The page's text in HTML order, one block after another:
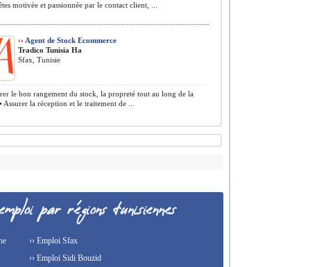
motivée et passionnée par le contact client, ...
›› Agent de Stock Ecommerce
Tradico Tunisia Ha
Sfax, Tunisie
le bon rangement du stock, la propreté tout au long de la
Assurer la réception et le traitement de ...
›› Emploi Sfax
›› Emploi Sidi Bouzid